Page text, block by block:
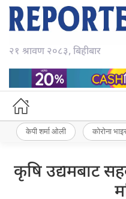
२१ श्रावण २०८३, बिहीबार
केपी शर्मा ओली कोरोना
कृषि उद्यमबाट